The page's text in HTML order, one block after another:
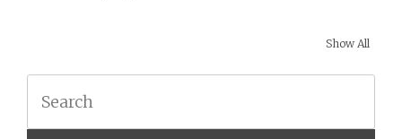
Show All